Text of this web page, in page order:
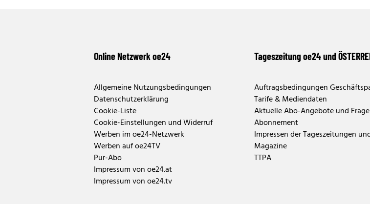
Online Netzwerk oe24
Allgemeine Nutzungsbedingungen
Datenschutzerklärung
Cookie-Liste
Cookie-Einstellungen und Widerruf
Werben im oe24-Netzwerk
Werben auf oe24TV
Pur-Abo
Impressum von oe24.at
Impressum von oe24.tv
Tageszeitung oe24 und
Auftragsbedingungen
Tarife & Mediendaten
Aktuelle Abo-Angebote und
Abonnement
Impressen der Tageszeitungen
Magazine
TTPA